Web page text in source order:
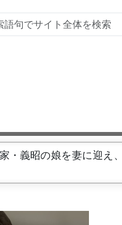
・義昭の娘を妻に迎え